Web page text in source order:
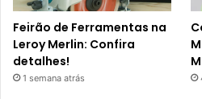
Feirão de Ferramentas na
Leroy Merlin: Confira
detalhes!
1 semana atrás